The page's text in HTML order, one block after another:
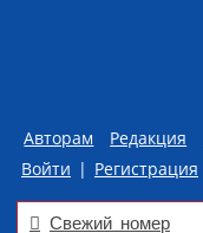
Авторам Редакция
Войти | Регистрация
Свежий номер